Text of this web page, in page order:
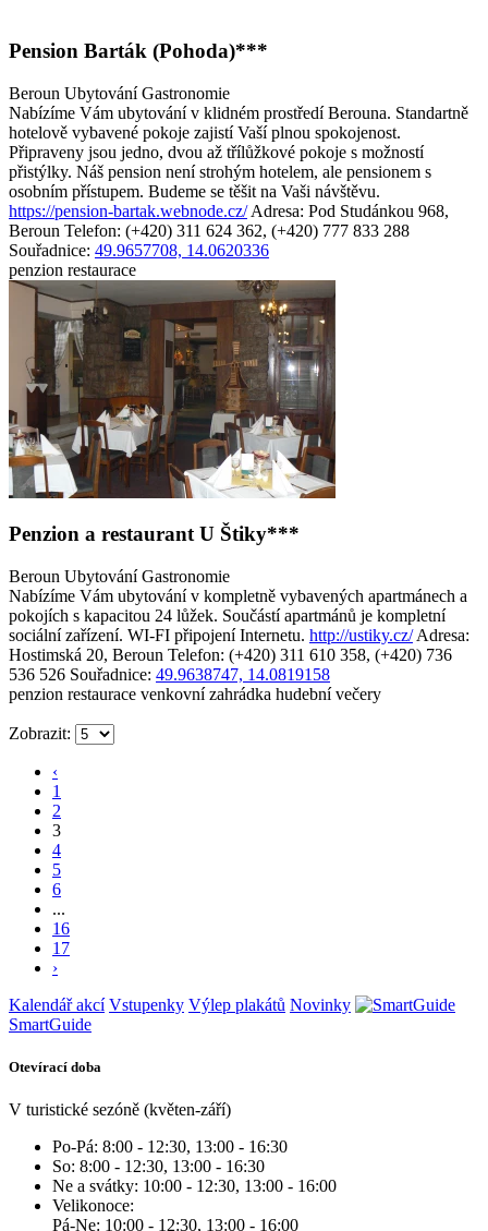
Pension Barták (Pohoda)***
Beroun Ubytování Gastronomie
Nabízíme Vám ubytování v klidném prostředí Berouna. Standartně
hotelově vybavené pokoje zajistí Vaší plnou spokojenost.
Připraveny jsou jedno, dvou až třílůžkové pokoje s možností
přistýlky. Náš pension není strohým hotelem, ale pensionem s
osobním přístupem. Budeme se těšit na Vaši návštěvu.
https://pension-bartak.webnode.cz/ Adresa: Pod Studánkou 968,
Beroun Telefon: (+420) 311 624 362, (+420) 777 833 288
Souřadnice: 49.9657708, 14.0620336
penzion restaurace
Penzion a restaurant U Štiky***
Beroun Ubytování Gastronomie
Nabízíme Vám ubytování v kompletně vybavených apartmánech a
pokojích s kapacitou 24 lůžek. Součástí apartmánů je kompletní
sociální zařízení. WI-FI připojení Internetu. http://ustiky.cz/ Adresa:
Hostimská 20, Beroun Telefon: (+420) 311 610 358, (+420) 736
536 526 Souřadnice: 49.9638747, 14.0819158
penzion restaurace venkovní zahrádka hudební večery
Zobrazit:
‹
1
2
3
4
5
6
...
16
17
›
Kalendář akcí Vstupenky Výlep plakátů Novinky
SmartGuide
Otevírací doba
V turistické sezóně (květen-září)
Po-Pá: 8:00 - 12:30, 13:00 - 16:30
So: 8:00 - 12:30, 13:00 - 16:30
Ne a svátky: 10:00 - 12:30, 13:00 - 16:00
Velikonoce:
Pá-Ne: 10:00 - 12:30, 13:00 - 16:00